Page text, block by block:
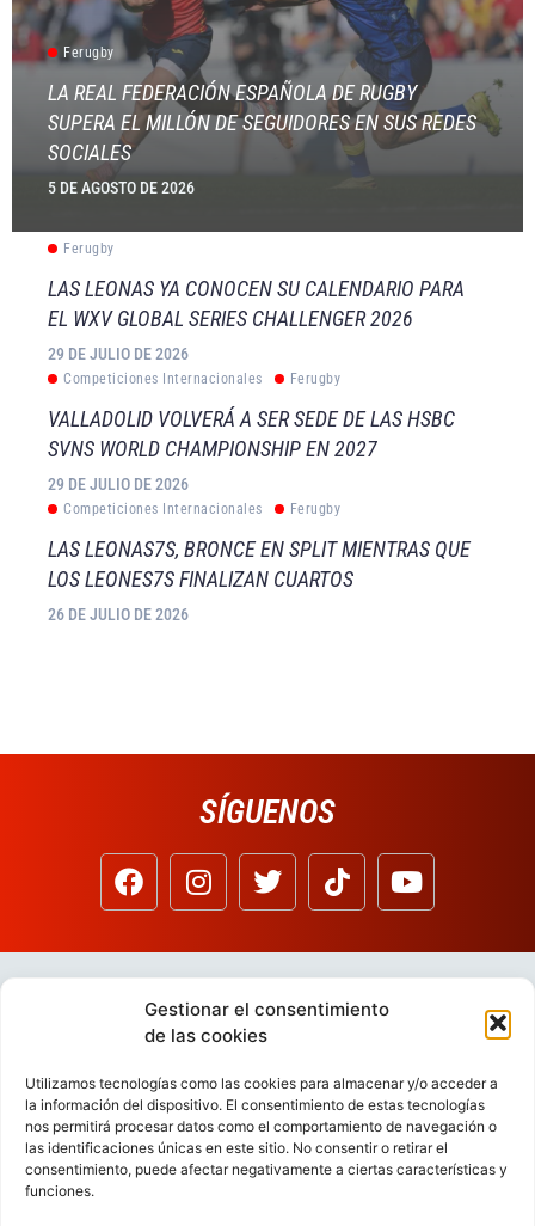
Gestionar el consentimiento
de las cookies
Utilizamos tecnologías como las cookies para almacenar y/o acceder a
la información del dispositivo. El consentimiento de estas tecnologías
nos permitirá procesar datos como el comportamiento de navegación o
las identificaciones únicas en este sitio. No consentir o retirar el
consentimiento, puede afectar negativamente a ciertas características y
funciones.
Ferugby
LA REAL FEDERACIÓN ESPAÑOLA DE RUGBY
SUPERA EL MILLÓN DE SEGUIDORES EN SUS REDES
SOCIALES
5 DE AGOSTO DE 2026
Ferugby
LAS LEONAS YA CONOCEN SU CALENDARIO PARA
EL WXV GLOBAL SERIES CHALLENGER 2026
29 DE JULIO DE 2026
Competiciones Internacionales Ferugby
VALLADOLID VOLVERÁ A SER SEDE DE LAS HSBC
SVNS WORLD CHAMPIONSHIP EN 2027
29 DE JULIO DE 2026
Competiciones Internacionales Ferugby
LAS LEONAS7S, BRONCE EN SPLIT MIENTRAS QUE
LOS LEONES7S FINALIZAN CUARTOS
26 DE JULIO DE 2026
SÍGUENOS